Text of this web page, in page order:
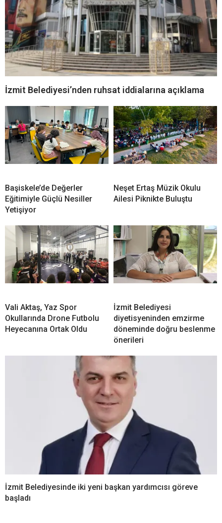
İzmit Belediyesi’nden ruhsat iddialarına açıklama
Başiskele’de Değerler
Eğitimiyle Güçlü Nesiller
Yetişiyor
Neşet Ertaş Müzik Okulu
Ailesi Piknikte Buluştu
Vali Aktaş, Yaz Spor
Okullarında Drone Futbolu
Heyecanına Ortak Oldu
İzmit Belediyesi
diyetisyeninden emzirme
döneminde doğru beslenme
önerileri
İzmit Belediyesinde iki yeni başkan yardımcısı göreve
başladı